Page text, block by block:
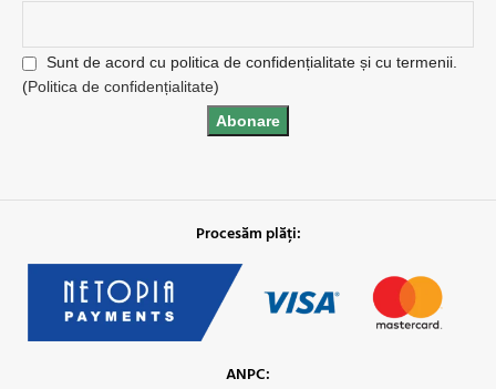
Sunt de acord cu politica de confidențialitate și cu termenii.
(Politica de confidențialitate)
Procesăm plăți:
ANPC: